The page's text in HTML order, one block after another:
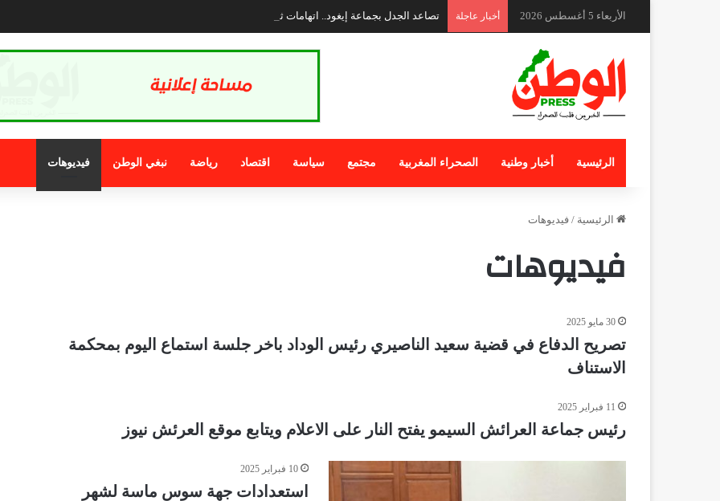
الأربعاء 5 أغسطس 2026 أخبار عاجلة تصاعد الجدل بجماعة إيغود.. اتهامات ثقيلة تلاحق الرئيس والمعارضة تطالب بتدخل عاجل لوزارة الداخلية
الرئيسية أخبار وطنية الصحراء المغربية مجتمع سياسة اقتصاد رياضة نبغي الوطن فيديوهات
الرئيسية / فيديوهات
فيديوهات
30 مايو 2025
تصريح الدفاع في قضية سعيد الناصيري رئيس الوداد باخر جلسة استماع اليوم بمحكمة
الاستناف
11 فبراير 2025
رئيس جماعة العرائش السيمو يفتح النار على الاعلام ويتابع موقع العرئش نيوز
10 فبراير 2025
استعدادات جهة سوس ماسة لشهر